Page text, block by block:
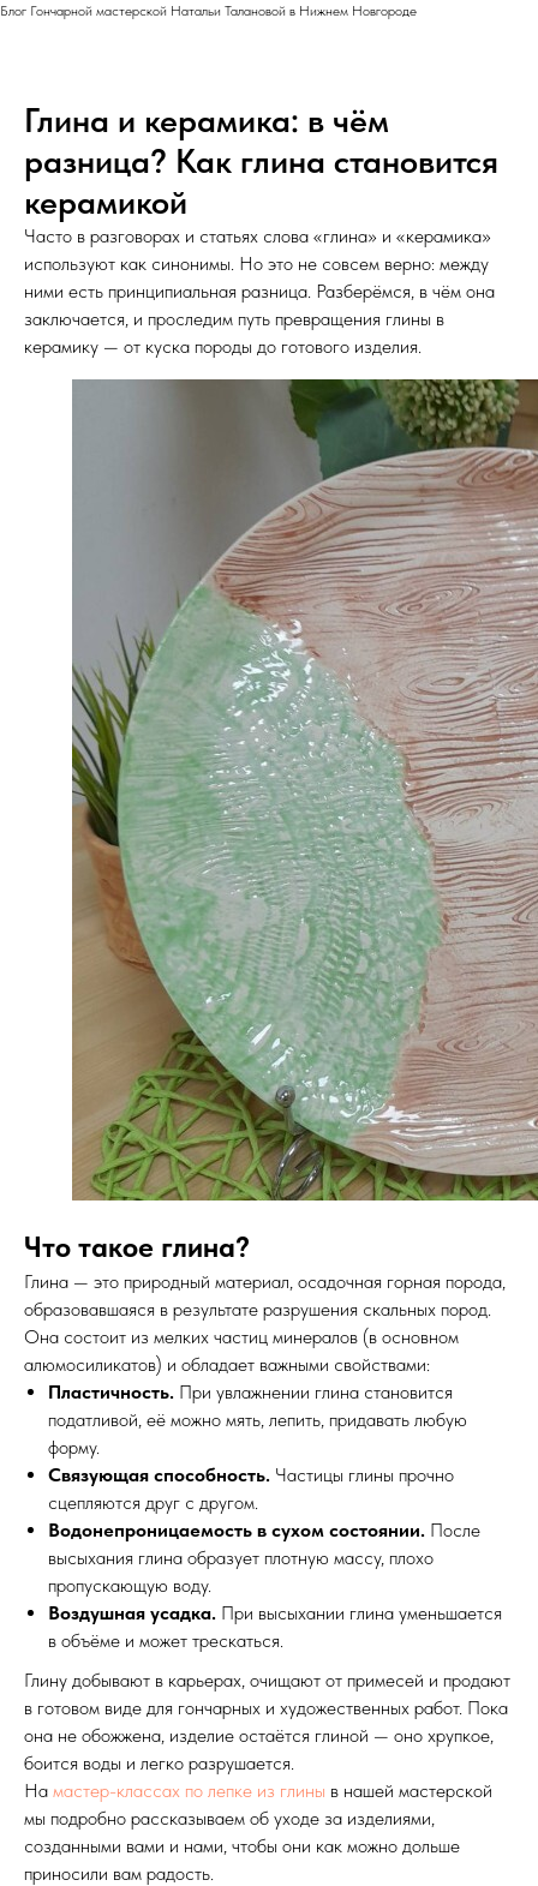
Блог Гончарной мастерской Натальи Талановой в Нижнем Новгороде
Глина и керамика: в чём
разница? Как глина становится
керамикой
Часто в разговорах и статьях слова «глина» и «керамика»
используют как синонимы. Но это не совсем верно: между
ними есть принципиальная разница. Разберёмся, в чём она
заключается, и проследим путь превращения глины в
керамику — от куска породы до готового изделия.
Что такое глина?
Глина — это природный материал, осадочная горная порода,
образовавшаяся в результате разрушения скальных пород.
Она состоит из мелких частиц минералов (в основном
алюмосиликатов) и обладает важными свойствами:
Пластичность. При увлажнении глина становится
податливой, её можно мять, лепить, придавать любую
форму.
Связующая способность. Частицы глины прочно
сцепляются друг с другом.
Водонепроницаемость в сухом состоянии. После
высыхания глина образует плотную массу, плохо
пропускающую воду.
Воздушная усадка. При высыхании глина уменьшается
в объёме и может трескаться.
Глину добывают в карьерах, очищают от примесей и продают
в готовом виде для гончарных и художественных работ. Пока
она не обожжена, изделие остаётся глиной — оно хрупкое,
боится воды и легко разрушается.
На мастер-классах по лепке из глины в нашей мастерской
мы подробно рассказываем об уходе за изделиями,
созданными вами и нами, чтобы они как можно дольше
приносили вам радость.